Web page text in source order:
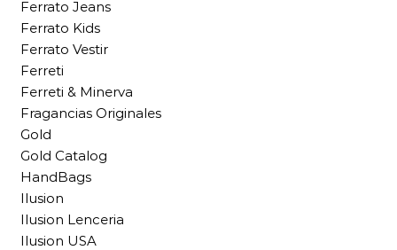
Ferrato Jeans
Ferrato Kids
Ferrato Vestir
Ferreti
Ferreti & Minerva
Fragancias Originales
Gold
Gold Catalog
HandBags
Ilusion
Ilusion Lenceria
Ilusion USA